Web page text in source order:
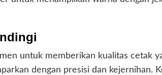
untuk memberikan kualitas cetak
dengan presisi dan kejernihan.